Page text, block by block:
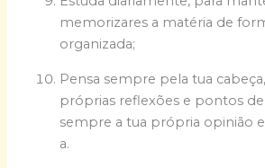
memorizares a matéria de
organizada;
Pensa sempre pela tua
próprias reflexões e pontos
sempre a tua própria opinião
a.